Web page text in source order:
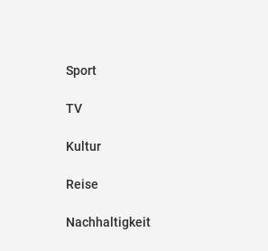
Sport
TV
Kultur
Reise
Nachhaltigkeit